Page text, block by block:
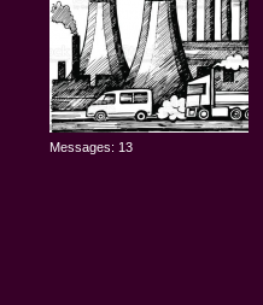
Messages: 13